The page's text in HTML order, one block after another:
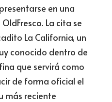
en una
La cita se
La California, un
conocido dentro de
que servirá como
de forma oficial el
más reciente